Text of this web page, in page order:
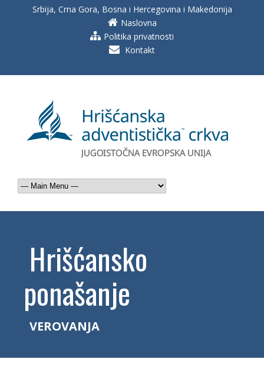
Srbija, Crna Gora, Bosna i Hercegovina i Makedonija
Naslovna
Politika privatnosti
Kontakt
Hrišćansko
ponašanje
VEROVANJA